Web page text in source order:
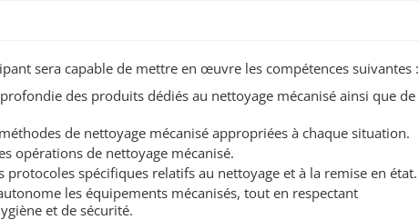
sera capable de mettre en œuvre les compétences suivantes :
des produits dédiés au nettoyage mécanisé ainsi que de
de nettoyage mécanisé appropriées à chaque situation.
opérations de nettoyage mécanisé.
protocoles spécifiques relatifs au nettoyage et à la remise en état.
les équipements mécanisés, tout en respectant
et de sécurité.